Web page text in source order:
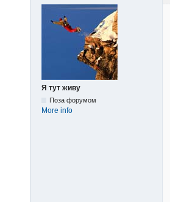
Я тут живу
Поза форумом
More info